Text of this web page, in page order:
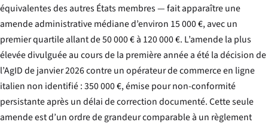
équivalentes des autres États membres — fait apparaître une
amende administrative médiane d’environ 15 000 €, avec un
premier quartile allant de 50 000 € à 120 000 €. L’amende la plus
élevée divulguée au cours de la première année a été la décision de
l’AgID de janvier 2026 contre un opérateur de commerce en ligne
italien non identifié : 350 000 €, émise pour non-conformité
persistante après un délai de correction documenté. Cette seule
amende est d’un ordre de grandeur comparable à un règlement